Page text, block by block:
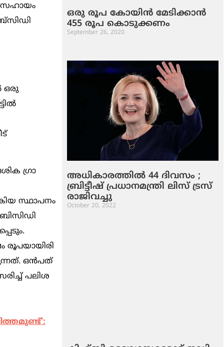
സഹായം
ഒരു
ഗ്രാ
സ്ഥാപനം
രൂപയായിരി
ഒന്‍പത്‌
പലിശ
ഒരു രൂപ കോയിന്‍ മേടിക്കാന്‍
455 രൂപ കൊടുക്കണം
September 26, 2020
അധികാരത്തില്‍ 44 ദിവസം ;
ബ്രിട്ടീഷ് പ്രധാനമന്ത്രി ലിസ് ട്രസ്
രാജിവച്ചു
October 20, 2022